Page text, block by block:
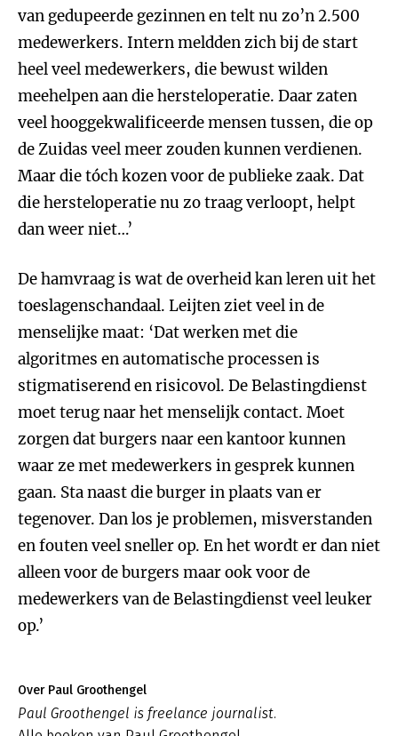
van gedupeerde gezinnen en telt nu zo’n 2.500
medewerkers. Intern meldden zich bij de start
heel veel medewerkers, die bewust wilden
meehelpen aan die hersteloperatie. Daar zaten
veel hooggekwalificeerde mensen tussen, die op
de Zuidas veel meer zouden kunnen verdienen.
Maar die tóch kozen voor de publieke zaak. Dat
die hersteloperatie nu zo traag verloopt, helpt
dan weer niet…’
De hamvraag is wat de overheid kan leren uit het
toeslagenschandaal. Leijten ziet veel in de
menselijke maat: ‘Dat werken met die
algoritmes en automatische processen is
stigmatiserend en risicovol. De Belastingdienst
moet terug naar het menselijk contact. Moet
zorgen dat burgers naar een kantoor kunnen
waar ze met medewerkers in gesprek kunnen
gaan. Sta naast die burger in plaats van er
tegenover. Dan los je problemen, misverstanden
en fouten veel sneller op. En het wordt er dan niet
alleen voor de burgers maar ook voor de
medewerkers van de Belastingdienst veel leuker
op.’
Over Paul Groothengel
Paul Groothengel is freelance journalist.